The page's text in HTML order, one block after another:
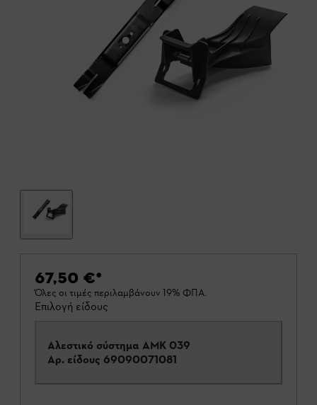
67,50 €*
Όλες οι τιμές περιλαμβάνουν 19% ΦΠΑ.
Επιλογή είδους
Αλεστικό σύστημα AMK 039
Αρ. είδους 69090071081